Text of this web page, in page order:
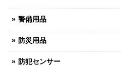
警備用品
防災用品
防犯センサー